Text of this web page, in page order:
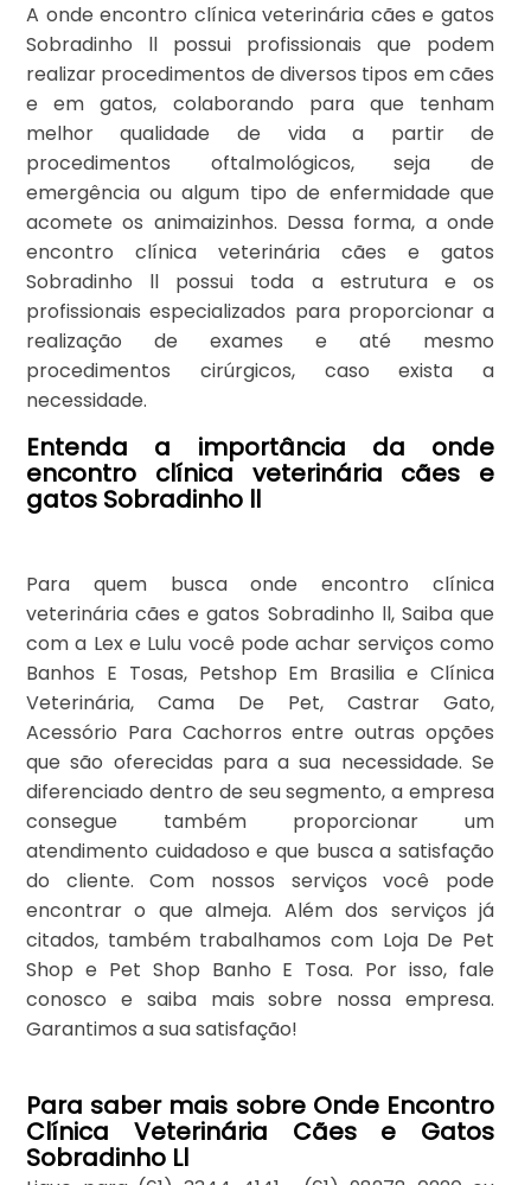
A onde encontro clínica veterinária cães e gatos
Sobradinho ll possui profissionais que podem
realizar procedimentos de diversos tipos em cães
e em gatos, colaborando para que tenham
melhor qualidade de vida a partir de
procedimentos oftalmológicos, seja de
emergência ou algum tipo de enfermidade que
acomete os animaizinhos. Dessa forma, a onde
encontro clínica veterinária cães e gatos
Sobradinho ll possui toda a estrutura e os
profissionais especializados para proporcionar a
realização de exames e até mesmo
procedimentos cirúrgicos, caso exista a
necessidade.
Entenda a importância da onde
encontro clínica veterinária cães e
gatos Sobradinho ll
Para quem busca onde encontro clínica
veterinária cães e gatos Sobradinho ll, Saiba que
com a Lex e Lulu você pode achar serviços como
Banhos E Tosas, Petshop Em Brasilia e Clínica
Veterinária, Cama De Pet, Castrar Gato,
Acessório Para Cachorros entre outras opções
que são oferecidas para a sua necessidade. Se
diferenciado dentro de seu segmento, a empresa
consegue também proporcionar um
atendimento cuidadoso e que busca a satisfação
do cliente. Com nossos serviços você pode
encontrar o que almeja. Além dos serviços já
citados, também trabalhamos com Loja De Pet
Shop e Pet Shop Banho E Tosa. Por isso, fale
conosco e saiba mais sobre nossa empresa.
Garantimos a sua satisfação!
Para saber mais sobre Onde Encontro
Clínica Veterinária Cães e Gatos
Sobradinho Ll